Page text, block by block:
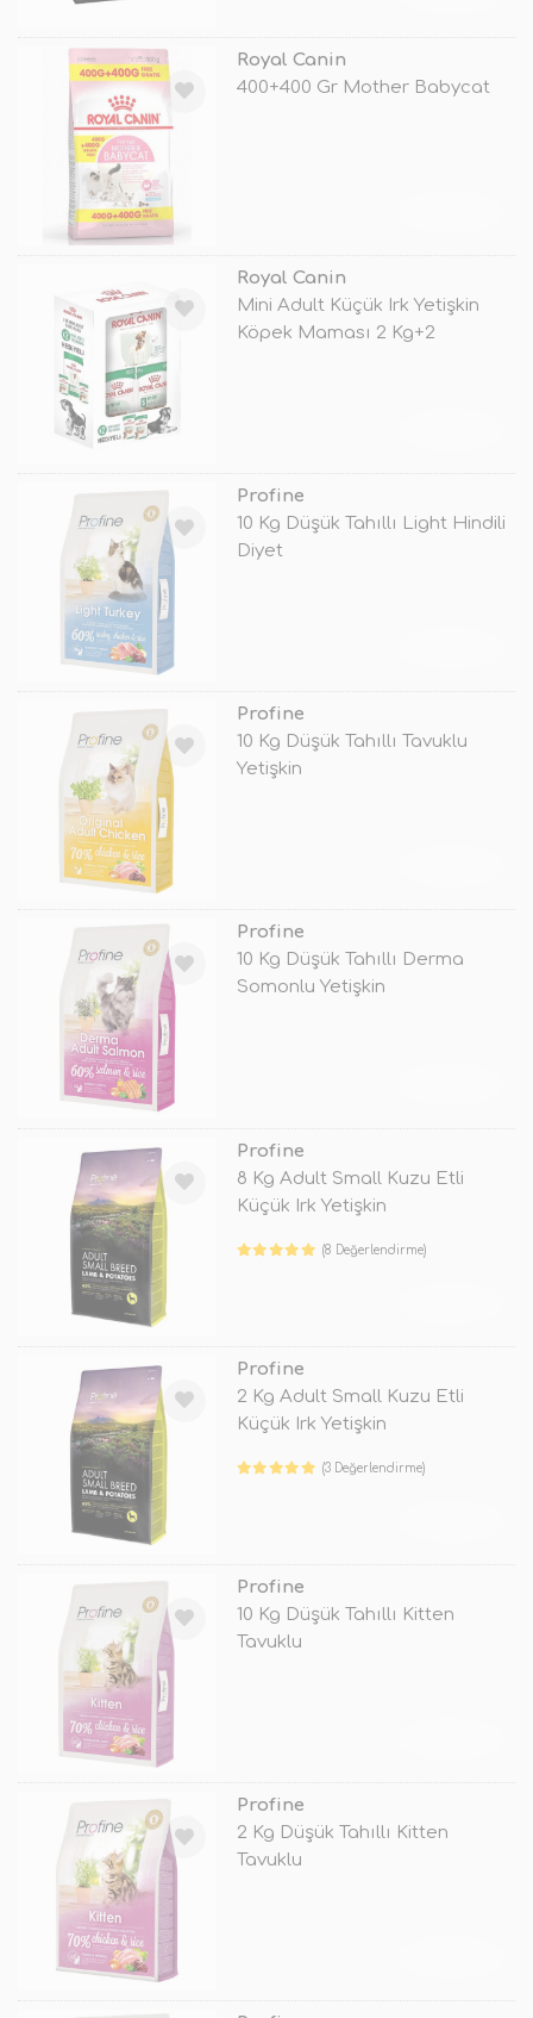
Royal Canin
400+400 Gr Mother Babycat
Royal Canin
Mini Adult Küçük Irk Yetişkin
Köpek Maması 2 Kg+2
Profine
10 Kg Düşük Tahıllı Light Hindili
Diyet
Profine
10 Kg Düşük Tahıllı Tavuklu
Yetişkin
Profine
10 Kg Düşük Tahıllı Derma
Somonlu Yetişkin
Profine
8 Kg Adult Small Kuzu Etli
Küçük Irk Yetişkin
(8 Değerlendirme)
Profine
2 Kg Adult Small Kuzu Etli
Küçük Irk Yetişkin
(3 Değerlendirme)
Profine
10 Kg Düşük Tahıllı Kitten
Tavuklu
Profine
2 Kg Düşük Tahıllı Kitten
Tavuklu